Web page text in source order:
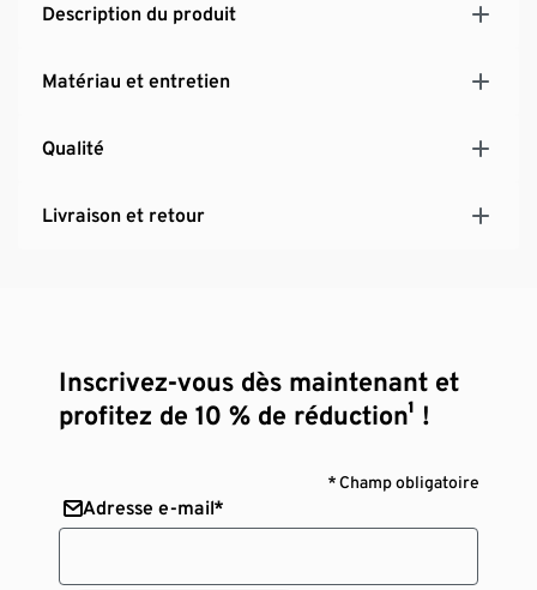
Description du produit
Matériau et entretien
Qualité
Livraison et retour
Inscrivez-vous dès maintenant et
profitez de 10 % de réduction¹ !
* Champ obligatoire
Adresse e-mail*